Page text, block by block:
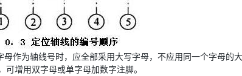
母作为轴线号时，应全部采用大写字母，不应用同一个字母的
可增用双字母或单字母加数字注脚。